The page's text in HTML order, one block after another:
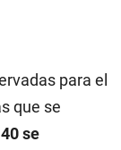
para el
que se
se